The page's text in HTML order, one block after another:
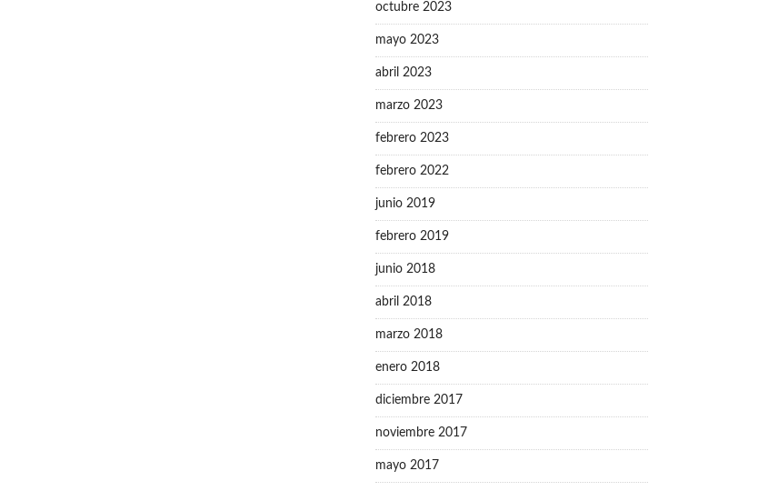
octubre 2023
mayo 2023
abril 2023
marzo 2023
febrero 2023
febrero 2022
junio 2019
febrero 2019
junio 2018
abril 2018
marzo 2018
enero 2018
diciembre 2017
noviembre 2017
mayo 2017